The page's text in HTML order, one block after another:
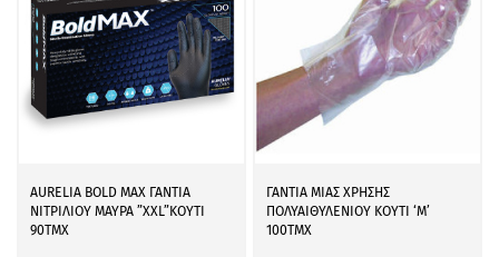
AURELIA BOLD MAX ΓΑΝΤΙΑ
ΝΙΤΡΙΛΙΟΥ ΜΑΥΡΑ ”XXL”ΚΟΥΤΙ
90ΤΜΧ
ΓΑΝΤΙΑ ΜΙΑΣ ΧΡΗΣΗΣ
ΠΟΛΥΑΙΘΥΛΕΝΙΟΥ ΚΟΥΤΙ ‘M’
100ΤΜΧ